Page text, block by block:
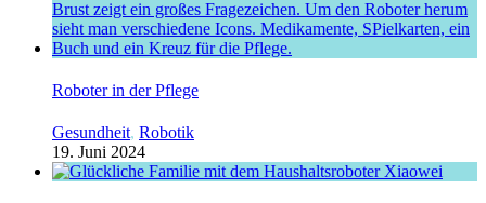
Roboter in der Pflege
Gesundheit, Robotik
19. Juni 2024